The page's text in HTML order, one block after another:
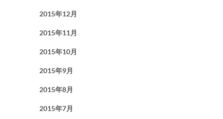
2015年12月
2015年11月
2015年10月
2015年9月
2015年8月
2015年7月